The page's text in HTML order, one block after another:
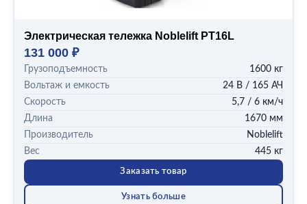
Электрическая тележка Noblelift PT16L
131 000 ₽
Грузоподъемность
1600 кг
Вольтаж и емкость
24 В / 165 АЧ
Скорость
5,7 / 6 км/ч
Длина
1670 мм
Производитель
Noblelift
Вес
445 кг
Заказать товар
Узнать больше